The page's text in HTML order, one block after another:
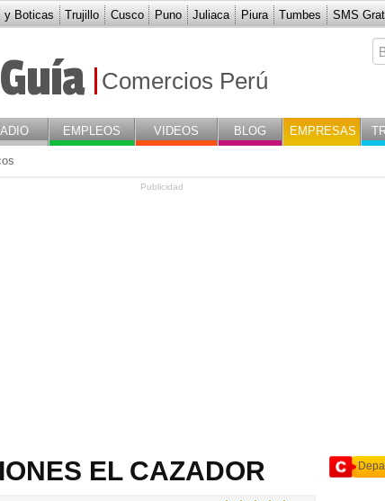
y Boticas Trujillo Cusco Puno Juliaca Piura Tumbes SMS
EL CAZADOR
Guía Comercios Perú
EMPLEOS VIDEOS BLOG EMPRESAS
Publicidad
EL CAZADOR